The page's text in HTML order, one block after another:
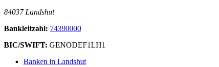
84037 Landshut
Bankleitzahl: 74390000
BIC/SWIFT: GENODEF1LH1
Banken in Landshut